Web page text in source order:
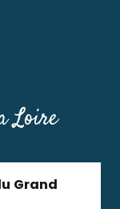
sur la
Loire
Grand